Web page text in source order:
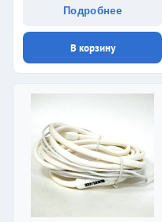
Подробнее
В корзину